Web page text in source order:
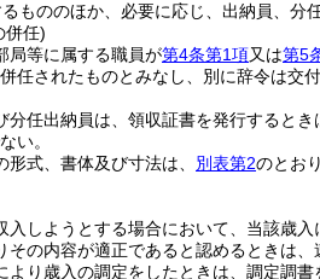
もののほか、必要に応じ、出納員、分
併任)
局等に属する職員が第4条第1項又は第5
任されたものとみなし、別に辞令は交
分任出納員は、領収証書を発行するとき
い。
式、書体及び寸法は、 別表第2のとお
入しようとする場合において、当該歳
の内容が適正であると認めるときは
より歳入の調定をしたときは、調定調